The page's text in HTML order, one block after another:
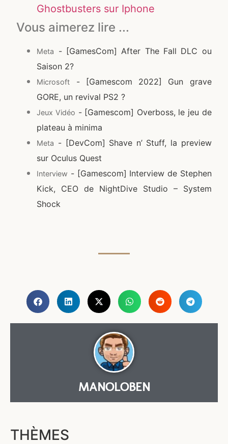
Ghostbusters sur Iphone
Vous aimerez lire ...
Meta
- [GamesCom] After The Fall DLC ou
Saison 2?
Microsoft
- [Gamescom 2022] Gun grave
GORE, un revival PS2 ?
Jeux Vidéo - [Gamescom] Overboss, le jeu de
plateau à minima
Meta - [DevCom] Shave n’ Stuff, la preview
sur Oculus Quest
Interview - [Gamescom] Interview de Stephen
Kick, CEO de NightDive Studio – System
Shock
MANOLOBEN
THÈMES